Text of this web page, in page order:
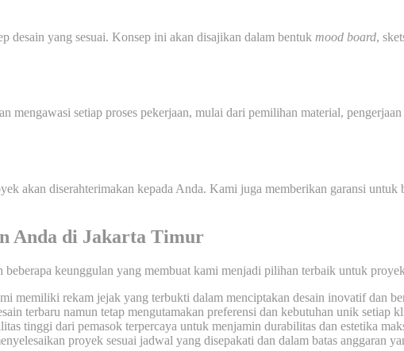
desain yang sesuai. Konsep ini akan disajikan dalam bentuk mood board,
mengawasi setiap proses pekerjaan, mulai dari pemilihan material,
akan diserahterimakan kepada Anda. Kami juga memberikan garansi untuk
Anda di Jakarta Timur
keunggulan yang membuat kami menjadi pilihan terbaik untuk
memiliki rekam jejak yang terbukti dalam menciptakan desain inovatif dan
terbaru namun tetap mengutamakan preferensi dan kebutuhan unik setiap
tinggi dari pemasok terpercaya untuk menjamin durabilitas dan estetika
proyek sesuai jadwal yang disepakati dan dalam batas anggaran